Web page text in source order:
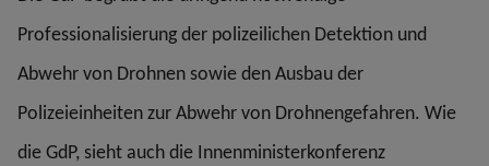
Professionalisierung der polizeilichen Detektion und
Abwehr von Drohnen sowie den Ausbau der
Polizeieinheiten zur Abwehr von Drohnengefahren. Wie
die GdP, sieht auch die Innenministerkonferenz